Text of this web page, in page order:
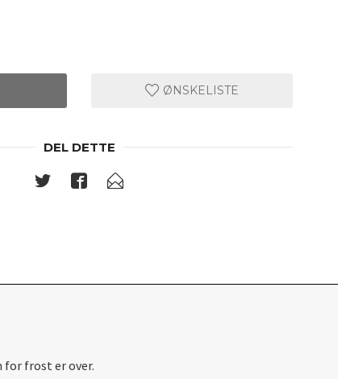
ØNSKELISTE
DEL DETTE
for frost er over.